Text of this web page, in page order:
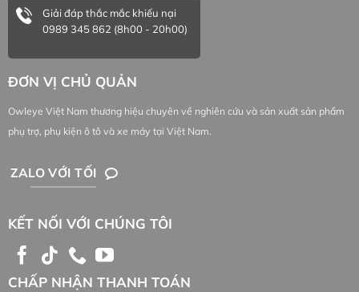
Giải đáp thắc mắc khiếu nại
0989 345 862 (8h00 - 20h00)
ĐƠN VỊ CHỦ QUẢN
Owleye Việt Nam thương hiệu chuyên về nghiên cứu và sản xuất sản phẩm
phụ trợ, phụ kiện ô tô và xe máy tại Việt Nam.
ZALO VỚI TỐI
KẾT NỐI VỚI CHÚNG TÔI
CHẤP NHẬN THANH TOÁN